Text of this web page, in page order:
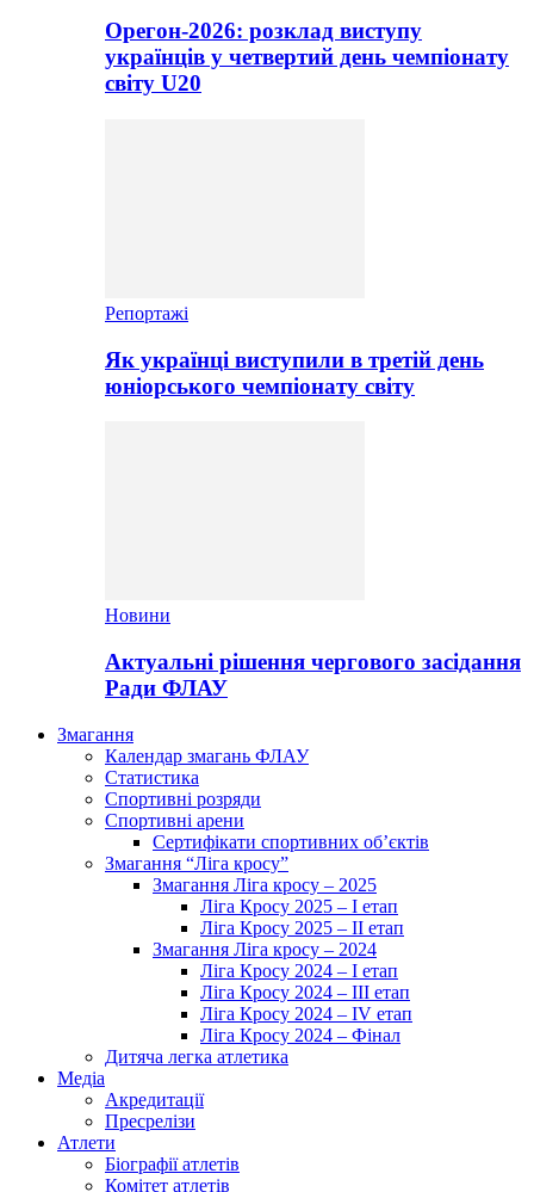
Орегон-2026: розклад виступу
українців у четвертий день чемпіонату
світу U20
Репортажі
Як українці виступили в третій день
юніорського чемпіонату світу
Новини
Актуальні рішення чергового засідання
Ради ФЛАУ
Змагання
Календар змагань ФЛАУ
Статистика
Спортивні розряди
Спортивні арени
Сертифікати спортивних об’єктів
Змагання “Ліга кросу”
Змагання Ліга кросу – 2025
Ліга Кросу 2025 – I етап
Ліга Кросу 2025 – II етап
Змагання Ліга кросу – 2024
Ліга Кросу 2024 – I етап
Ліга Кросу 2024 – III етап
Ліга Кросу 2024 – IV етап
Ліга Кросу 2024 – Фінал
Дитяча легка атлетика
Медіа
Акредитації
Пресрелізи
Атлети
Біографії атлетів
Комітет атлетів